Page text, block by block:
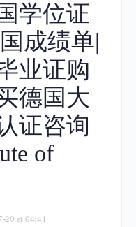
学位证
成绩单|
业证购
德国大
证咨询
of
20 at 04:41